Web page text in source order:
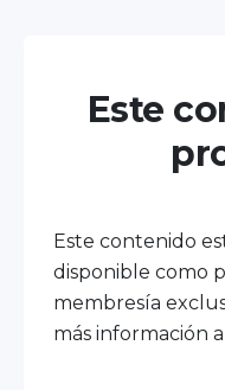
Este
Este contenido
disponible como
membresía
más información